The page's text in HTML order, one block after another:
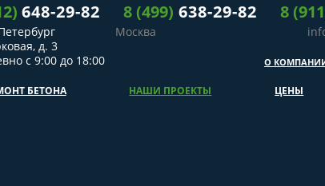
8
8 (499) 638-29-82
) 648-29-82
Москва
д. 3
с 9:00 до 18:00
О
БЕТОНА НАШИ ПРОЕКТЫ ЦЕНЫ